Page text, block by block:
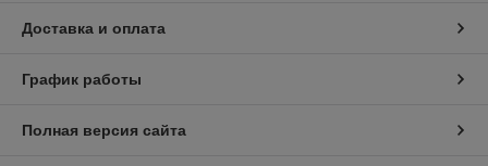
Доставка и оплата
График работы
Полная версия сайта